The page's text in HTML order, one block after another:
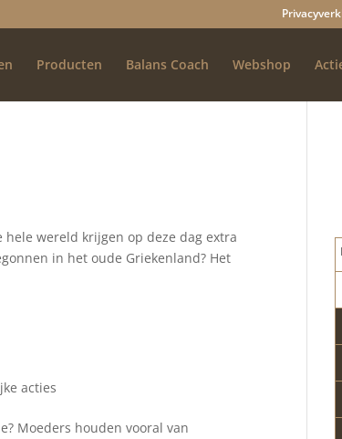
Producten Balans Coach Webshop
wereld krijgen op deze dag extra
in het oude Griekenland? Het
acties
Moeders houden vooral van